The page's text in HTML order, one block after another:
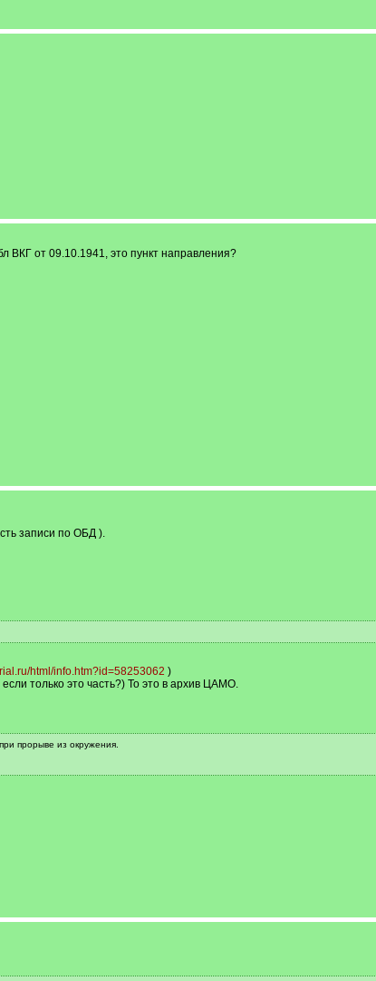
ВКГ от 09.10.1941, это пункт направления?
записи по ОБД ).
html/info.htm?id=58253062 )
только это часть?) То это в архив ЦАМО.
прорыве из окружения.